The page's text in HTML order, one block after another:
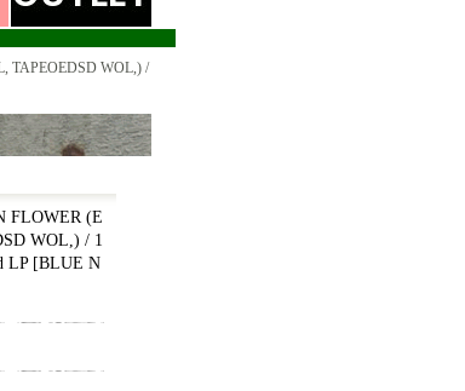
TAPEOEDSD WOL,) /
FLOWER (E
WOL,) / 1
LP [BLUE N